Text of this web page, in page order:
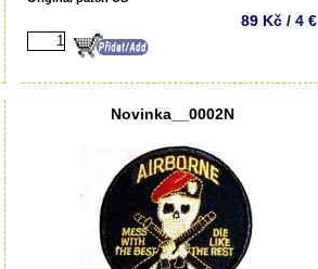
89 Kč / 4 €
Novinka__0002N